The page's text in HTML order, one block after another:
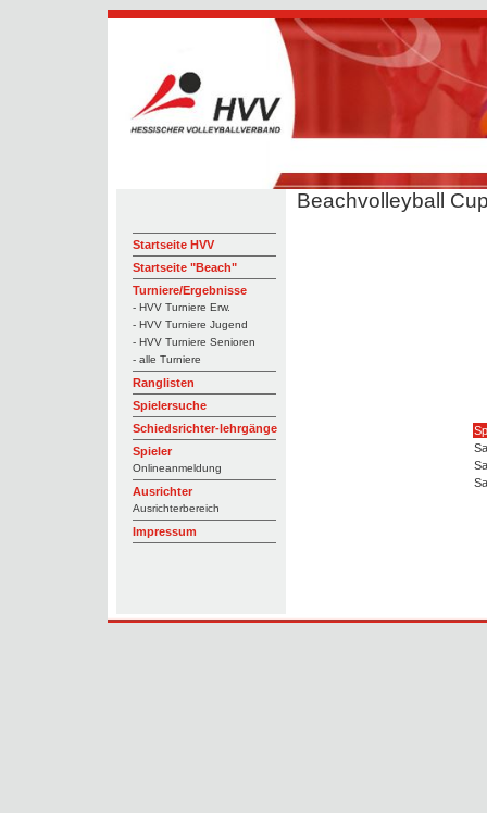
Startseite HVV
Startseite "Beach"
Turniere/Ergebnisse
- HVV Turniere Erw.
- HVV Turniere Jugend
- HVV Turniere Senioren
- alle Turniere
Ranglisten
Spielersuche
Schiedsrichter-lehrgänge
Spieler
Onlineanmeldung
Ausrichter
Ausrichterbereich
Impressum
Beachvolleyball